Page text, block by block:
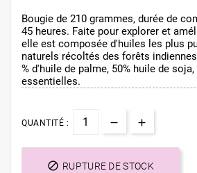
Bougie de 210 grammes, durée de
45 heures. Faite pour explorer et
elle est composée d'huiles les plus
naturels récoltés des forêts
% d'huile de palme, 50% huile de soja,
essentielles.
QUANTITÉ :
 RUPTURE DE STOCK